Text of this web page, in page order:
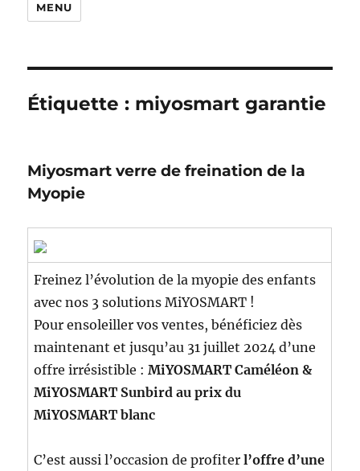
MENU
Étiquette : miyosmart garantie
Miyosmart verre de freination de la
Myopie
Freinez l’évolution de la myopie des enfants
avec nos 3 solutions MiYOSMART !
Pour ensoleiller vos ventes, bénéficiez dès
maintenant et jusqu’au 31 juillet 2024 d’une
offre irrésistible :MiYOSMART Caméléon &
MiYOSMART Sunbird au prix du
MiYOSMART blanc
C’est aussi l’occasion de profiterl’offre d’une